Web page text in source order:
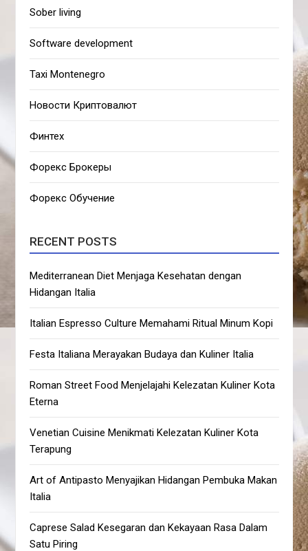
Sober living
Software development
Taxi Montenegro
Новости Криптовалют
Финтех
Форекс Брокеры
Форекс Обучение
RECENT POSTS
Mediterranean Diet Menjaga Kesehatan dengan
Hidangan Italia
Italian Espresso Culture Memahami Ritual Minum Kopi
Festa Italiana Merayakan Budaya dan Kuliner Italia
Roman Street Food Menjelajahi Kelezatan Kuliner Kota
Eterna
Venetian Cuisine Menikmati Kelezatan Kuliner Kota
Terapung
Art of Antipasto Menyajikan Hidangan Pembuka Makan
Italia
Caprese Salad Kesegaran dan Kekayaan Rasa Dalam
Satu Piring